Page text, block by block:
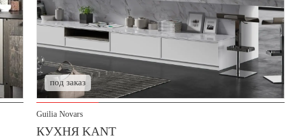
под заказ
Guilia Novars
КУХНЯ KANT